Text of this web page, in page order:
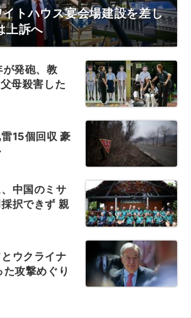
トハウス宴会場建設を差し
上訴へ
発砲、教
母殺害した
15個回収 豪
中国のミサ
択できず 親
ウクライナ
攻撃めぐり